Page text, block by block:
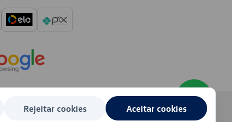
Rejeitar cookies Aceitar cookies